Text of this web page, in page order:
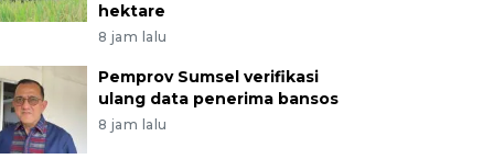
hektare
8 jam lalu
Pemprov Sumsel verifikasi
ulang data penerima bansos
8 jam lalu